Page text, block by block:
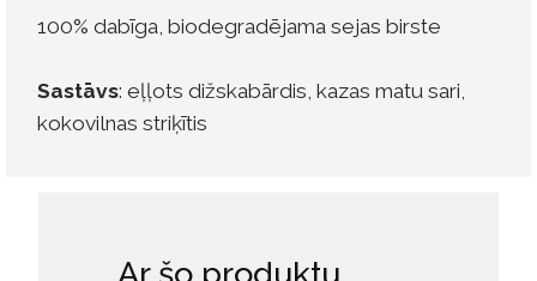
100% dabīga, biodegradējama sejas birste
Sastāvs: eļļots dižskabārdis, kazas matu sari,
kokovilnas striķītis
Ar šo produktu